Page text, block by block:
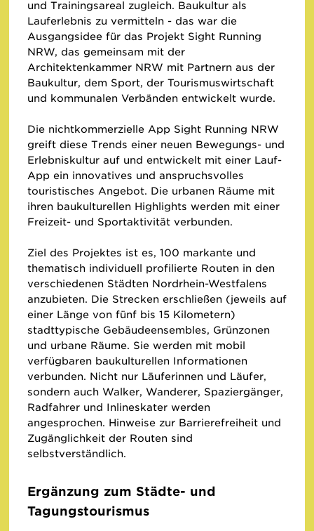
und Trainingsareal zugleich. Baukultur als
Lauferlebnis zu vermitteln - das war die
Ausgangsidee für das Projekt Sight Running
NRW, das gemeinsam mit der
Architektenkammer NRW mit Partnern aus der
Baukultur, dem Sport, der Tourismuswirtschaft
und kommunalen Verbänden entwickelt wurde.
Die nichtkommerzielle App Sight Running NRW
greift diese Trends einer neuen Bewegungs- und
Erlebniskultur auf und entwickelt mit einer Lauf-
App ein innovatives und anspruchsvolles
touristisches Angebot. Die urbanen Räume mit
ihren baukulturellen Highlights werden mit einer
Freizeit- und Sportaktivität verbunden.
Ziel des Projektes ist es, 100 markante und
thematisch individuell profilierte Routen in den
verschiedenen Städten Nordrhein-Westfalens
anzubieten. Die Strecken erschließen (jeweils auf
einer Länge von fünf bis 15 Kilometern)
stadttypische Gebäudeensembles, Grünzonen
und urbane Räume. Sie werden mit mobil
verfügbaren baukulturellen Informationen
verbunden. Nicht nur Läuferinnen und Läufer,
sondern auch Walker, Wanderer, Spaziergänger,
Radfahrer und Inlineskater werden
angesprochen. Hinweise zur Barrierefreiheit und
Zugänglichkeit der Routen sind
selbstverständlich.
Ergänzung zum Städte- und
Tagungstourismus